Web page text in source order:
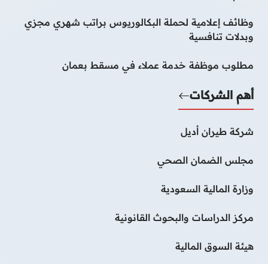
وظائف إعلامية لحملة البكالوريوس براتب شهري مجزي
وبدلات تنافسية
مطلوب موظفة خدمة عملاء في مسقط بعمان
أهم الشركات
شركة طيران أديل
مجلس الضمان الصحي
وزارة المالية السعودية
مركز الدراسات والبحوث القانونية
هيئة السوق المالية